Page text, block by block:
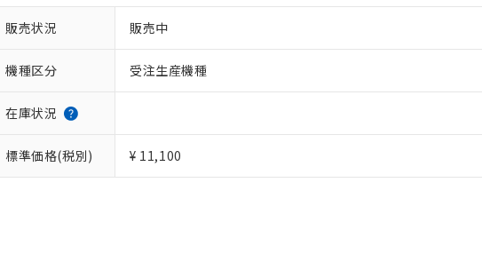
販売状況 販売中
機種区分 受注生産機種
在庫状況
標準価格(税別) ¥ 11,100